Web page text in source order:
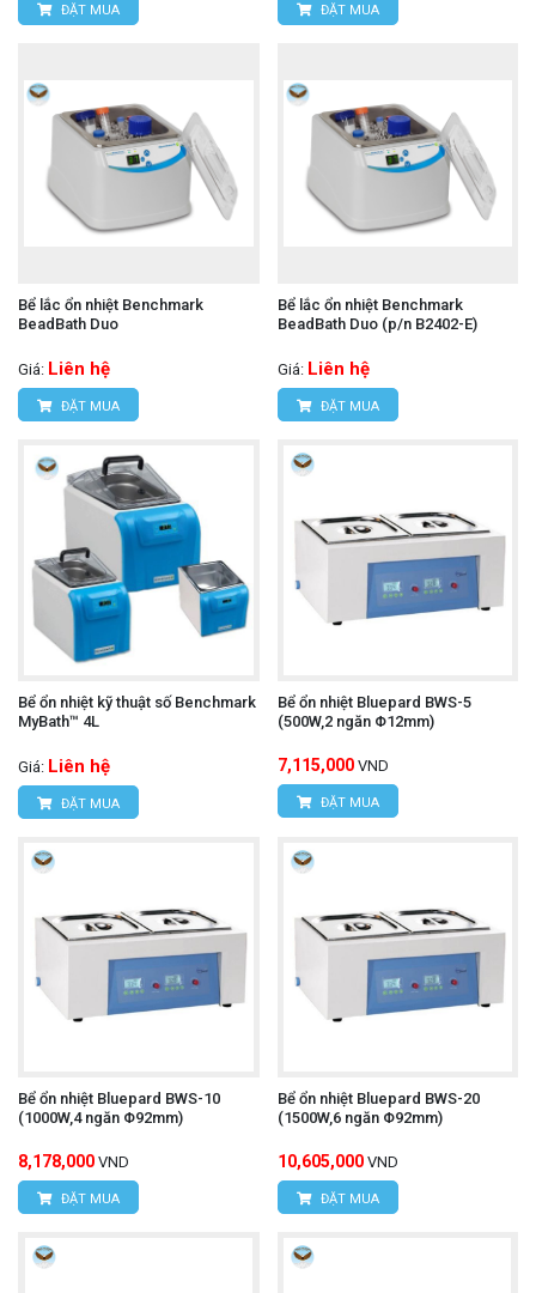
ĐẶT MUA ĐẶT MUA
Bể lắc ổn nhiệt Benchmark
BeadBath Duo
Giá: Liên hệ
ĐẶT MUA
Bể lắc ổn nhiệt Benchmark
BeadBath Duo (p/n B2402-E)
Giá: Liên hệ
ĐẶT MUA
Bể ổn nhiệt kỹ thuật số Benchmark
MyBath™ 4L
Giá: Liên hệ
ĐẶT MUA
Bể ổn nhiệt Bluepard BWS-5
(500W,2 ngăn Φ12mm)
7,115,000 VND
ĐẶT MUA
Bể ổn nhiệt Bluepard BWS-10
(1000W,4 ngăn Φ92mm)
8,178,000 VND
ĐẶT MUA
Bể ổn nhiệt Bluepard BWS-20
(1500W,6 ngăn Φ92mm)
10,605,000 VND
ĐẶT MUA